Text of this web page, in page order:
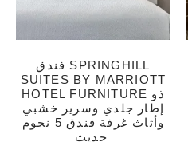
فندق SPRINGHILL
SUITES BY MARRIOTT
HOTEL FURNITURE ذو
إطار جلدي وسرير خشبي
وأثاث غرفة فندق 5 نجوم